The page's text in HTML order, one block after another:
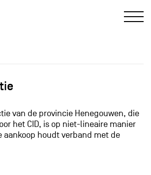
van de provincie Henegouwen, die
het CID, is op niet-lineaire manier
aankoop houdt verband met de